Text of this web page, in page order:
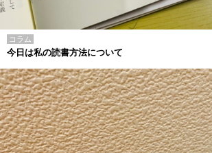
コラム
今日は私の読書方法について